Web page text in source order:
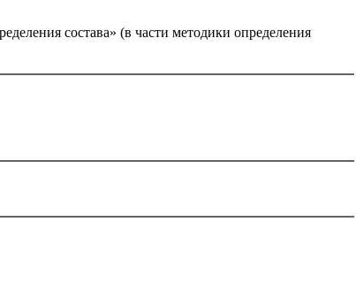
состава» (в части методики определения